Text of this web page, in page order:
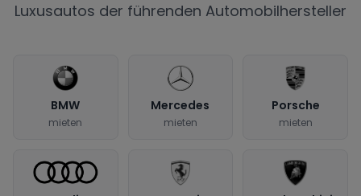
Luxusautos der führenden Automobilhersteller
BMW
mieten
Mercedes
mieten
Porsche
mieten